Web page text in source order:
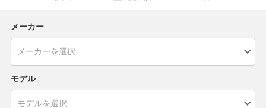
メーカー
モデル